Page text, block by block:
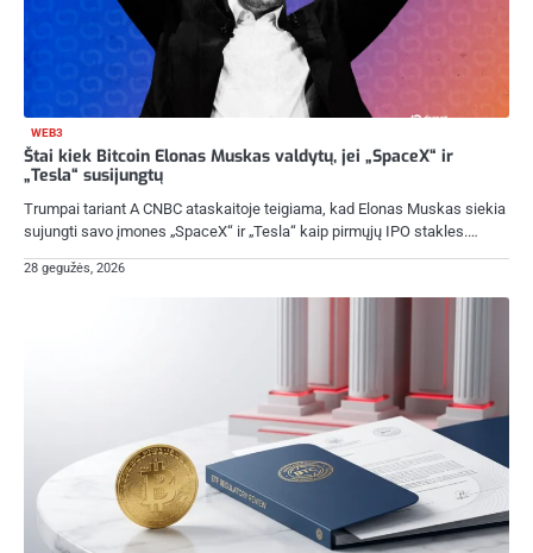
WEB3
Štai kiek Bitcoin Elonas Muskas valdytų, jei „SpaceX“ ir
„Tesla“ susijungtų
Trumpai tariant A CNBC ataskaitoje teigiama, kad Elonas Muskas siekia
sujungti savo įmones „SpaceX“ ir „Tesla“ kaip pirmųjų IPO stakles.…
28 gegužės, 2026